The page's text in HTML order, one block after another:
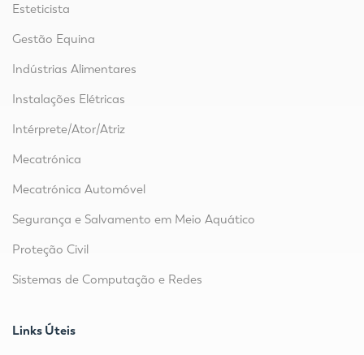
Esteticista
Gestão Equina
Indústrias Alimentares
Instalações Elétricas
Intérprete/Ator/Atriz
Mecatrónica
Mecatrónica Automóvel
Segurança e Salvamento em Meio Aquático
Proteção Civil
Sistemas de Computação e Redes
Links Úteis